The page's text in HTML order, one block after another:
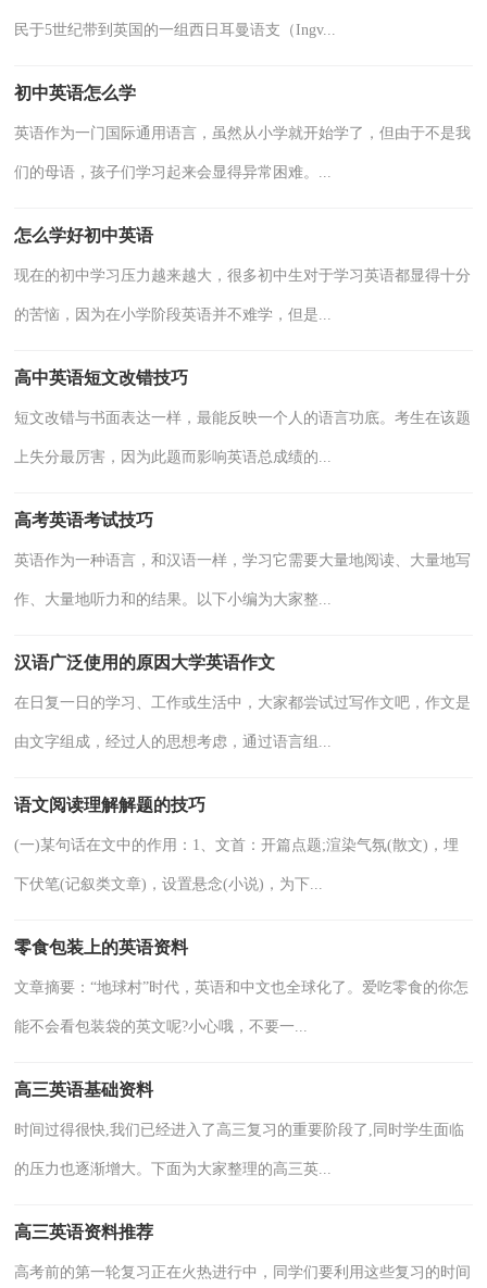
民于5世纪带到英国的一组西日耳曼语支（Ingv...
初中英语怎么学
英语作为一门国际通用语言，虽然从小学就开始学了，但由于不是我
们的母语，孩子们学习起来会显得异常困难。...
怎么学好初中英语
现在的初中学习压力越来越大，很多初中生对于学习英语都显得十分
的苦恼，因为在小学阶段英语并不难学，但是...
高中英语短文改错技巧
短文改错与书面表达一样，最能反映一个人的语言功底。考生在该题
上失分最厉害，因为此题而影响英语总成绩的...
高考英语考试技巧
英语作为一种语言，和汉语一样，学习它需要大量地阅读、大量地写
作、大量地听力和的结果。以下小编为大家整...
汉语广泛使用的原因大学英语作文
在日复一日的学习、工作或生活中，大家都尝试过写作文吧，作文是
由文字组成，经过人的思想考虑，通过语言组...
语文阅读理解解题的技巧
(一)某句话在文中的作用：1、文首：开篇点题;渲染气氛(散文)，埋
下伏笔(记叙类文章)，设置悬念(小说)，为下...
零食包装上的英语资料
文章摘要：“地球村”时代，英语和中文也全球化了。爱吃零食的你怎
能不会看包装袋的英文呢?小心哦，不要一...
高三英语基础资料
时间过得很快,我们已经进入了高三复习的重要阶段了,同时学生面临
的压力也逐渐增大。下面为大家整理的高三英...
高三英语资料推荐
高考前的第一轮复习正在火热进行中，同学们要利用这些复习的时间